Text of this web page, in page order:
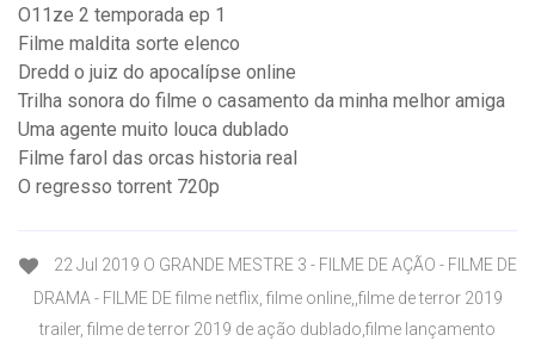
O11ze 2 temporada ep 1
Filme maldita sorte elenco
Dredd o juiz do apocalípse online
Trilha sonora do filme o casamento da minha melhor amiga
Uma agente muito louca dublado
Filme farol das orcas historia real
O regresso torrent 720p
22 Jul 2019 O GRANDE MESTRE 3 - FILME DE AÇÃO - FILME DE
DRAMA - FILME DE filme netflix, filme online,,filme de terror 2019
trailer, filme de terror 2019 de ação dublado,filme lançamento